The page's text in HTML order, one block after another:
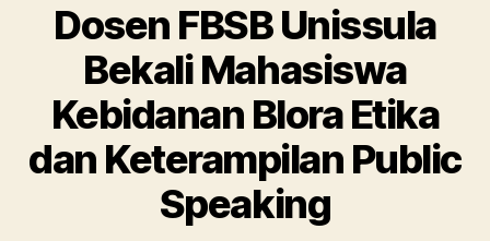
Dosen FBSB Unissula
Bekali Mahasiswa
Kebidanan Blora Etika
dan Keterampilan Public
Speaking